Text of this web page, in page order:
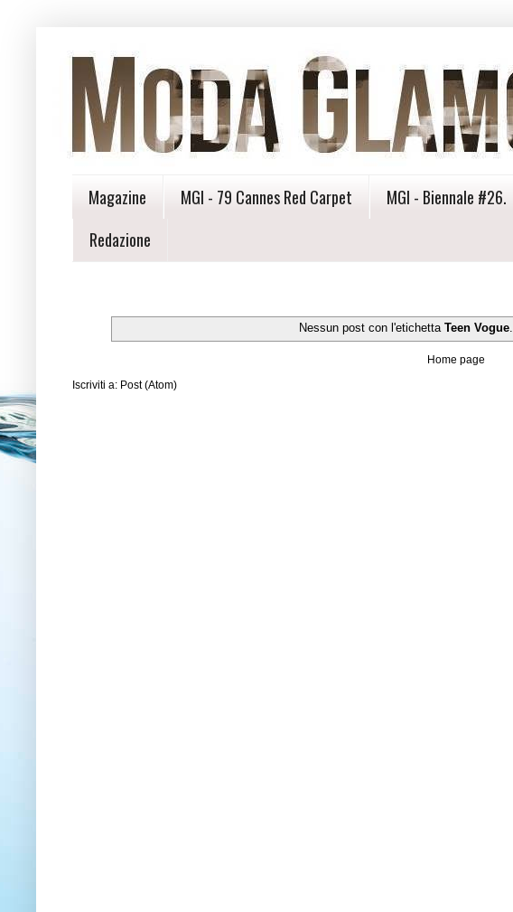
Magazine MGI - 79 Cannes Red Carpet MGI - Biennale #26.
Redazione
Nessun post con l'etichetta Teen Vogue.
Home page
Iscriviti a: Post (Atom)